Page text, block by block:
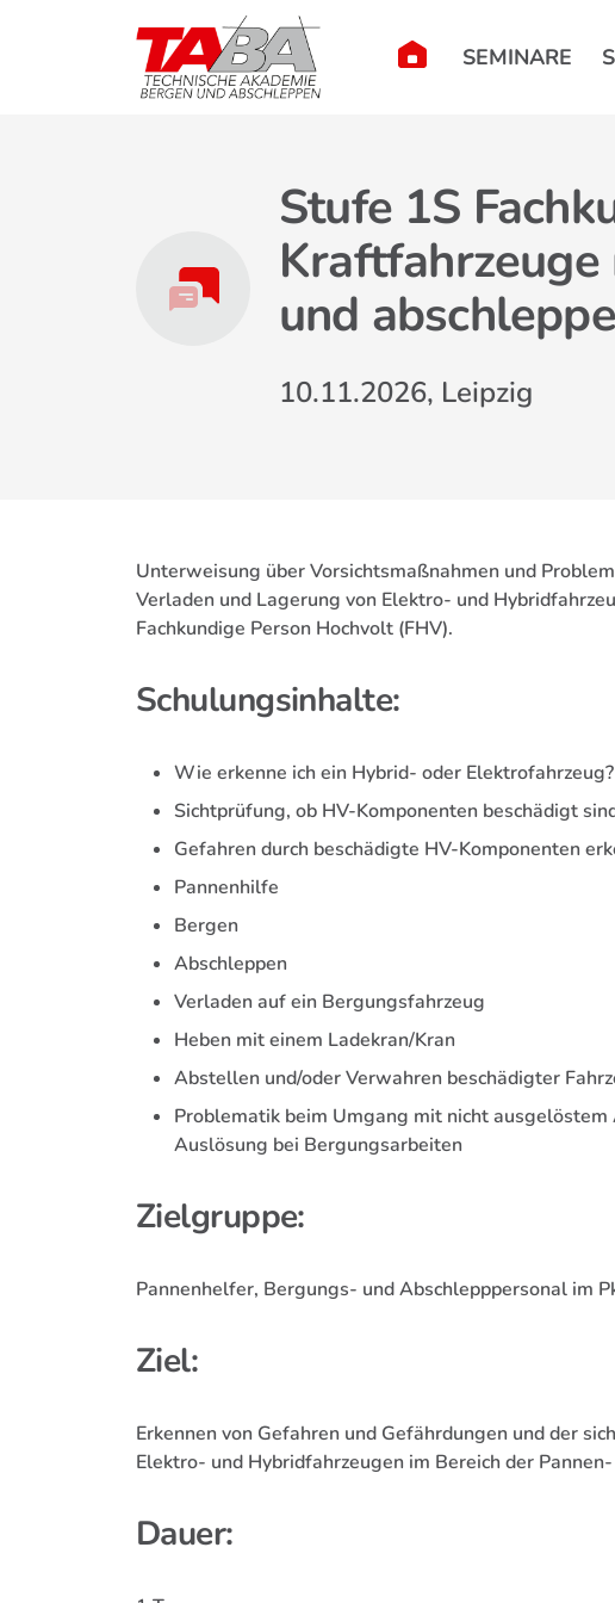
SEMINARE
Stufe 1S
und
10.11.2026, Leipzig
Unterweisung über Vorsichtsmaßnahmen und
Verladen und Lagerung von Elektro- und
Fachkundige Person Hochvolt (FHV).
Schulungsinhalte:
Wie erkenne ich ein Hybrid- oder Elektrofahrzeug?
Sichtprüfung, ob HV-Komponenten beschädigt
Gefahren durch beschädigte HV-Komponenten
Pannenhilfe
Bergen
Abschleppen
Verladen auf ein Bergungsfahrzeug
Heben mit einem Ladekran/Kran
Abstellen und/oder Verwahren beschädigter
Problematik beim Umgang mit nicht
Auslösung bei Bergungsarbeiten
Zielgruppe:
Pannenhelfer, Bergungs- und Abschlepppersonal im
Ziel:
Erkennen von Gefahren und Gefährdungen und der
Elektro- und Hybridfahrzeugen im Bereich der
Dauer: